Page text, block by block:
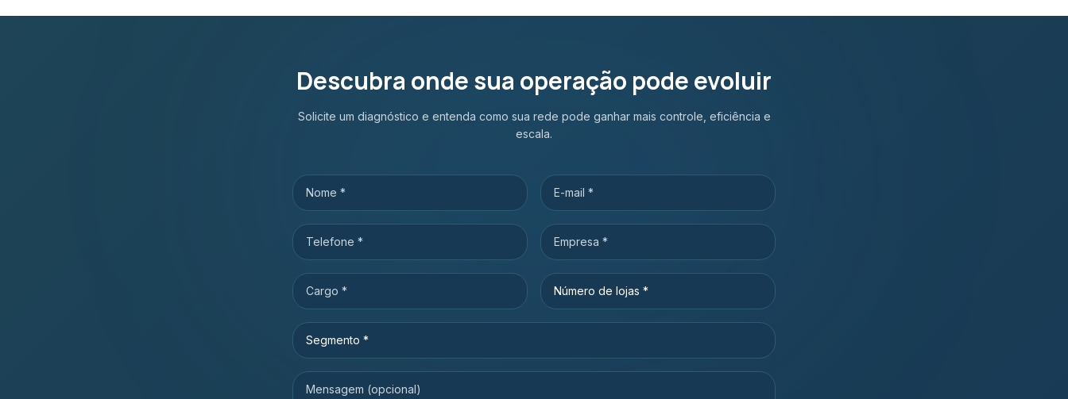
Descubra onde sua operação pode evoluir
Solicite um diagnóstico e entenda como sua rede pode ganhar mais controle, eficiência e
escala.